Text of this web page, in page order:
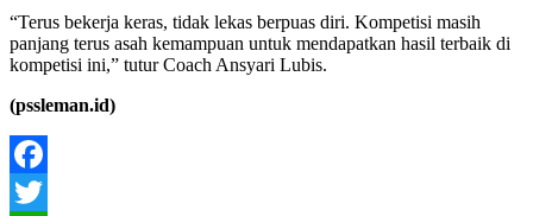
“Terus bekerja keras, tidak lekas berpuas diri. Kompetisi masih
panjang terus asah kemampuan untuk mendapatkan hasil terbaik di
kompetisi ini,” tutur Coach Ansyari Lubis.
(pssleman.id)
Facebook